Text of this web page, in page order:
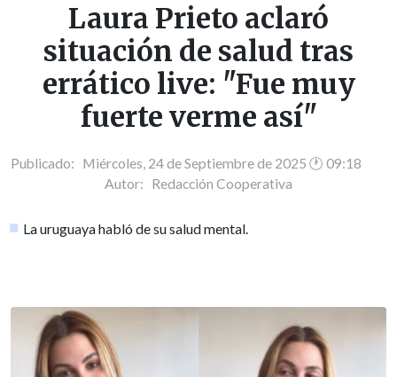
Laura Prieto aclaró
situación de salud tras
errático live: "Fue muy
fuerte verme así"
Publicado: Miércoles, 24 de Septiembre de 2025 🕐 09:18
Autor: Redacción Cooperativa
La uruguaya habló de su salud mental.